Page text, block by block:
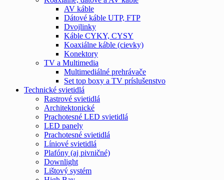
AV káble
Dátové káble UTP, FTP
Dvojlinky
Káble CYKY, CYSY
Koaxiálne káble (cievky)
Konektory
TV a Multimedia
Multimediálné prehrávače
Set top boxy a TV príslušenstvo
Technické svietidlá
Rastrové svietidlá
Architektonické
Prachotesné LED svietidlá
LED panely
Prachotesné svietidlá
Líniové svietidlá
Plafóny (aj pivničné)
Downlight
Lištový systém